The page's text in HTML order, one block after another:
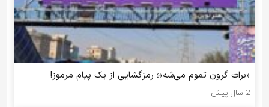
«برات گرون تموم می‌شه»؛ رمزگشایی از یک پیام مرموز!
2 سال پیش